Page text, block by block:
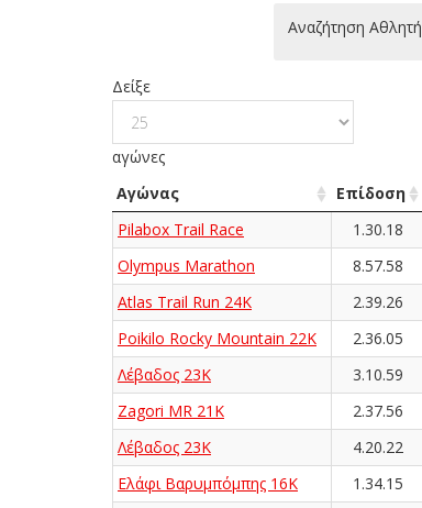
Αναζήτηση Αθλητή
Δείξε
αγώνες
Αγώνας Επίδοση
Pilabox Trail Race
1.30.18
Olympus Marathon
8.57.58
Atlas Trail Run 24K
2.39.26
Poikilo Rocky Mountain 22K
2.36.05
Λέβαδος 23Κ
3.10.59
Zagori MR 21K
2.37.56
Λέβαδος 23Κ
4.20.22
Ελάφι Βαρυμπόμπης 16K
1.34.15